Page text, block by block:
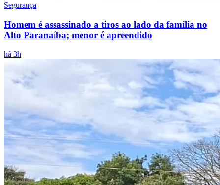
Segurança
Homem é assassinado a tiros ao lado da família no
Alto Paranaíba; menor é apreendido
há 3h